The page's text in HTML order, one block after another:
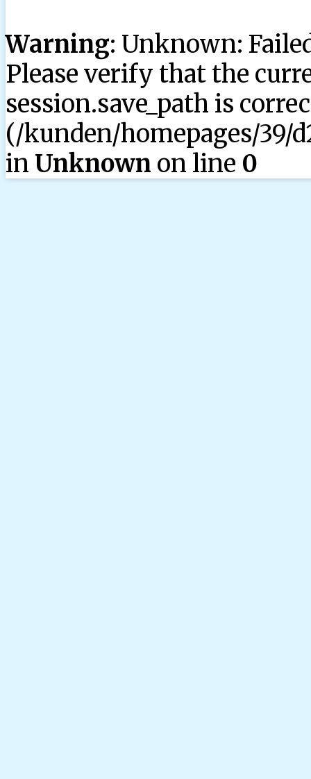
Warning: Unknown:
Please verify that the
session.save_path is
(/kunden/homepages/39/
in Unknown on line 0